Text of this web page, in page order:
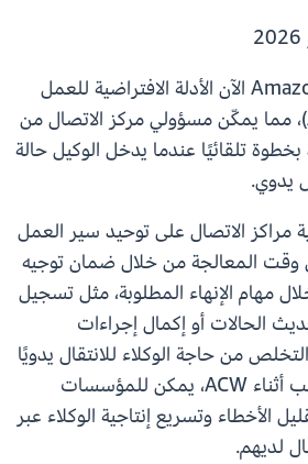
يدعم Amazon Connect الآن الأدلة الافتراضية للعمل
بعد الاتصال (ACW)، مما يمكّن مسؤولي مركز الاتصال من
تلقائيًا عندما يدخل الوكيل حالة
مراكز الاتصال على توحيد سير العمل
وقت المعالجة من خلال ضمان توجيه
مهام الإنهاء المطلوبة، مثل تسجيل
الحالات أو إكمال إجراءات
من حاجة الوكلاء للانتقال يدويًا
إلى التطبيق المناسب أثناء ACW، يمكن للمؤسسات
الأخطاء وتسريع إنتاجية الوكلاء عبر
لديهم.